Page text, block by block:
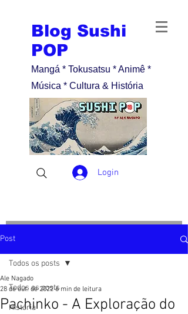
Blog Sushi
POP
Mangá * Tokusatsu * Animê *
Música * Cultura & História
Login
Post
Todos os posts
História
Todos os posts
Pachinko - A Exploração do
Ale Nagado
28 de out. de 2022 6 min de leitura